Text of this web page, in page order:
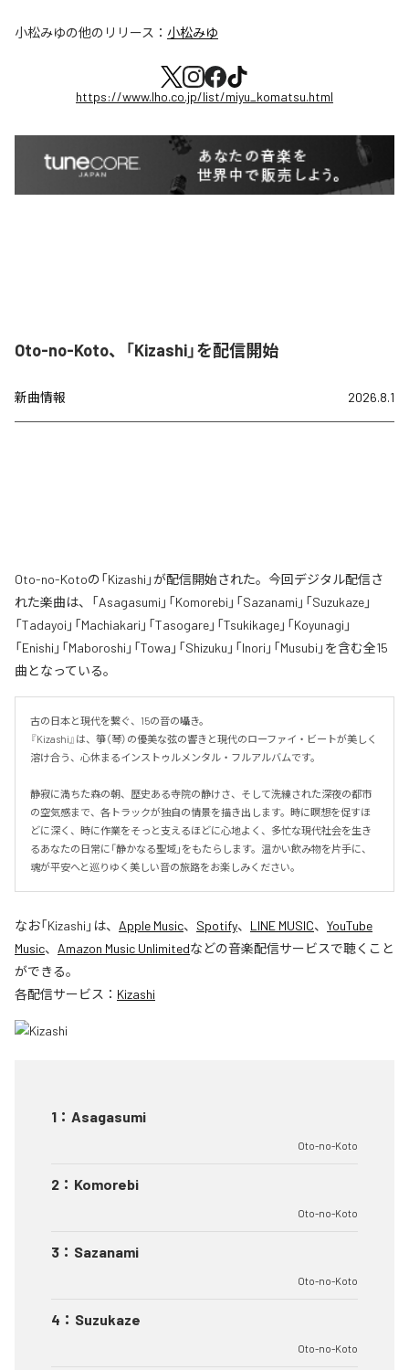
小松みゆの他のリリース： 小松みゆ
https://www.lho.co.jp/list/miyu_komatsu.html
Oto-no-Koto、「Kizashi」を配信開始
新曲情報 2026.8.1
Oto-no-Kotoの「Kizashi」が配信開始された。今回デジタル配信さ
れた楽曲は、「Asagasumi」「Komorebi」「Sazanami」「Suzukaze」
「Tadayoi」「Machiakari」「Tasogare」「Tsukikage」「Koyunagi」
「Enishi」「Maboroshi」「Towa」「Shizuku」「Inori」「Musubi」を含む全15
曲となっている。
古の日本と現代を繋ぐ、15の音の囁き。
『Kizashi』は、箏（琴）の優美な弦の響きと現代のローファイ・ビートが美しく
溶け合う、心休まるインストゥルメンタル・フルアルバムです。
静寂に満ちた森の朝、歴史ある寺院の静けさ、そして洗練された深夜の都市
の空気感まで、各トラックが独自の情景を描き出します。時に瞑想を促すほ
どに深く、時に作業をそっと支えるほどに心地よく、多忙な現代社会を生き
るあなたの日常に「静かなる聖域」をもたらします。温かい飲み物を片手に、
魂が平安へと巡りゆく美しい音の旅路をお楽しみください。
なお「Kizashi 」は、 Apple Music、 Spotify、 LINE MUSIC、 YouTube
Music、 Amazon Music Unlimitedなどの音楽配信サービスで聴くこと
ができる。
各配信サービス： Kizashi
1 ： Asagasumi
Oto-no-Koto
2 ： Komorebi
Oto-no-Koto
3 ： Sazanami
Oto-no-Koto
4 ： Suzukaze
Oto-no-Koto